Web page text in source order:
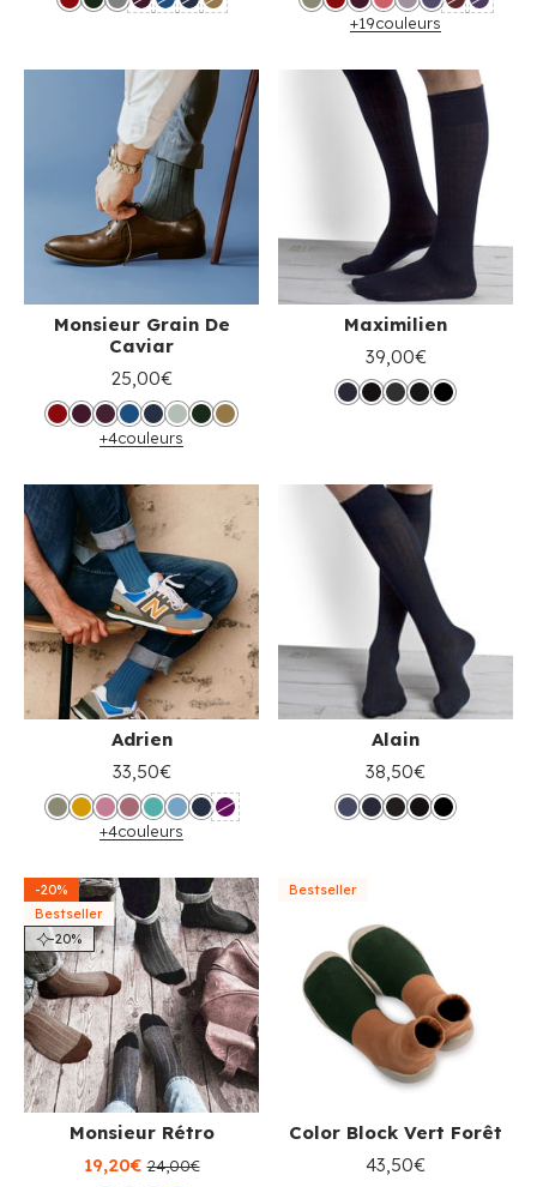
+19couleurs
Monsieur Grain De
Caviar
25,00€
+4couleurs
Maximilien
39,00€
Adrien
33,50€
+4couleurs
Alain
38,50€
-20%
Bestseller
-20%
Monsieur Rétro
19,20€ 24,00€
Bestseller
Color Block Vert Forêt
43,50€